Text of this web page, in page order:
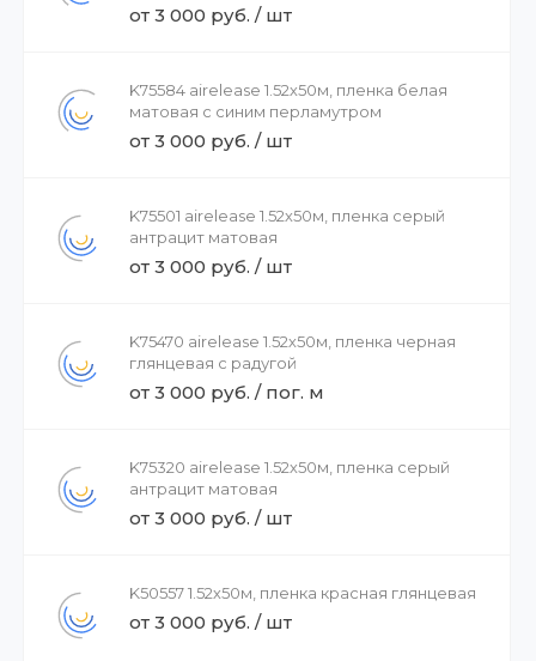
от 3 000 руб. / шт
K75584 airelease 1.52х50м, пленка белая
матовая с синим перламутром
от 3 000 руб. / шт
K75501 airelease 1.52х50м, пленка серый
антрацит матовая
от 3 000 руб. / шт
K75470 airelease 1.52х50м, пленка черная
глянцевая с радугой
от 3 000 руб. / пог. м
K75320 airelease 1.52х50м, пленка серый
антрацит матовая
от 3 000 руб. / шт
K50557 1.52х50м, пленка красная глянцевая
от 3 000 руб. / шт